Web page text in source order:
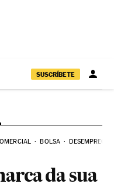
SUSCRÍBETE
BOLSA DESEMPREGO
da sua